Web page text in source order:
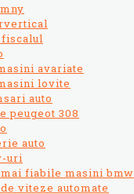
fiscalul
avariate
lovite
auto
peugeot 308
auto
uri
fiabile masini bmw
viteze automate